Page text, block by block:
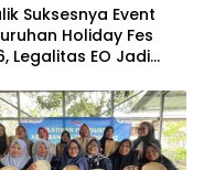
Suksesnya Event
Holiday Fes
Legalitas EO Jadi